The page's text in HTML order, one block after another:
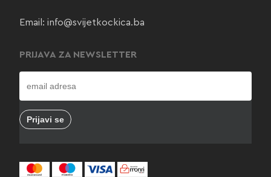
Email: info@svijetkockica.ba
PRIJAVA ZA NEWSLETTER